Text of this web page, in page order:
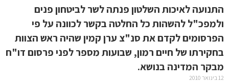
התנועה לאיכות השלטון פנתה לשר לביטחון פנים
ולמפכ"ל להשהות כל החלטה בקשר לכוונה על פי
הפרסומים לקדם את סנ"צ ערן קמין שהיה ראש הצוות
בחקירתו של חיים רמון, שבועות מספר לפני פרסום דו"ח
מבקר המדינה בנושא.
12 בינואר 2010